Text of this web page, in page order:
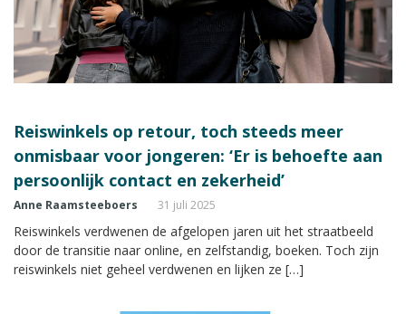
Reiswinkels op retour, toch steeds meer
onmisbaar voor jongeren: ‘Er is behoefte aan
persoonlijk contact en zekerheid’
Anne Raamsteeboers 31 juli 2025
Reiswinkels verdwenen de afgelopen jaren uit het straatbeeld
door de transitie naar online, en zelfstandig, boeken. Toch zijn
reiswinkels niet geheel verdwenen en lijken ze […]